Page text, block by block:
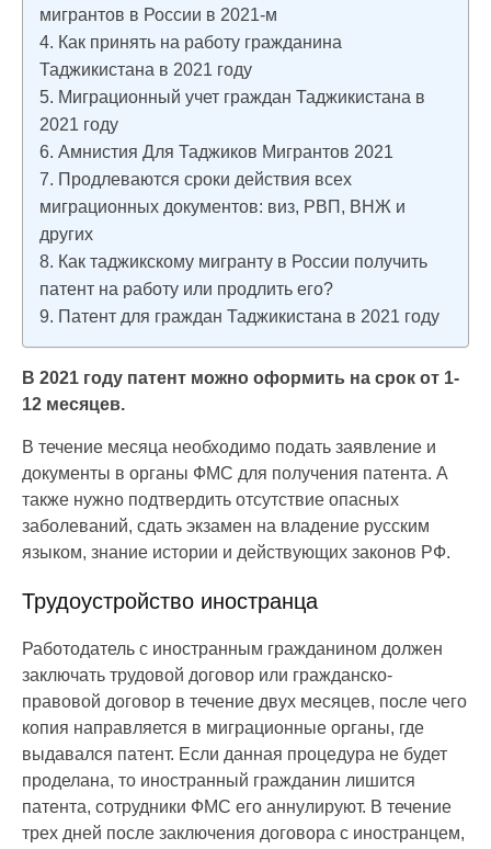
мигрантов в России в 2021-м
Как принять на работу гражданина
Таджикистана в 2021 году
Миграционный учет граждан Таджикистана в
2021 году
Амнистия Для Таджиков Мигрантов 2021
Продлеваются сроки действия всех
миграционных документов: виз, РВП, ВНЖ и
других
Как таджикскому мигранту в России получить
патент на работу или продлить его?
Патент для граждан Таджикистана в 2021 году
В 2021 году патент можно оформить на срок от 1-
12 месяцев.
В течение месяца необходимо подать заявление и
документы в органы ФМС для получения патента. А
также нужно подтвердить отсутствие опасных
заболеваний, сдать экзамен на владение русским
языком, знание истории и действующих законов РФ.
Трудоустройство иностранца
Работодатель с иностранным гражданином должен
заключать трудовой договор или гражданско-
правовой договор в течение двух месяцев, после чего
копия направляется в миграционные органы, где
выдавался патент. Если данная процедура не будет
проделана, то иностранный гражданин лишится
патента, сотрудники ФМС его аннулируют. В течение
трех дней после заключения договора с иностранцем,